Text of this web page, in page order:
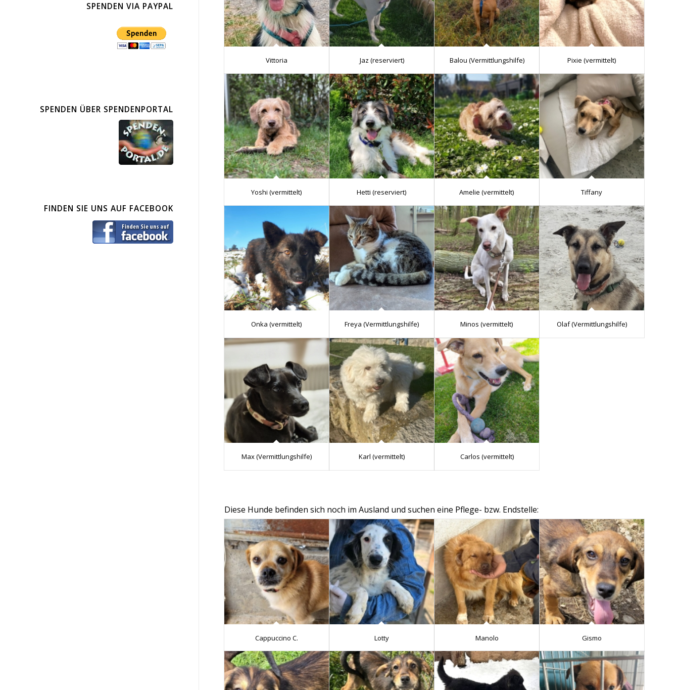
Vittoria Jaz (reserviert) Balou (Vermittlungshilfe) Pixie (vermittelt)
Yoshi (vermittelt) Hetti (reserviert) Amelie (vermittelt) Tiffany
Onka (vermittelt) Freya (Vermittlungshilfe) Minos (vermittelt) Olaf (Vermittlungshilfe)
Max (Vermittlungshilfe) Karl (vermittelt) Carlos (vermittelt)
Diese Hunde befinden sich noch im Ausland und suchen eine Pflege- bzw. Endstelle:
Cappuccino C. Lotty Manolo Gismo
SPENDEN VIA PAYPAL
SPENDEN ÜBER SPENDENPORTAL
FINDEN SIE UNS AUF FACEBOOK